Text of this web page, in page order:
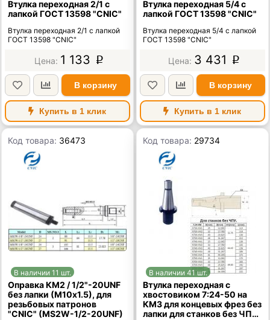
Втулка переходная 2/1 с
лапкой ГОСТ 13598 "CNIC"
Втулка переходная 2/1 с лапкой
ГОСТ 13598 "CNIC"
1 133 p
В корзину
Купить в 1 клик
Втулка переходная 5/4 с
лапкой ГОСТ 13598 "CNIC"
Втулка переходная 5/4 с лапкой
ГОСТ 13598 "CNIC"
3 431 p
В корзину
Купить в 1 клик
Код товара: 36473
В наличии 11 шт.
Оправка КМ2 / 1/2"-20UNF
без лапки (М10х1.5), для
резьбовых патронов
"CNIC" (MS2W-1/2-20UNF)
Код товара: 29734
В наличии 41 шт.
Втулка переходная с
хвостовиком 7:24-50 на
КМ3 для концевых фрез без
лапки для станков без ЧПУ